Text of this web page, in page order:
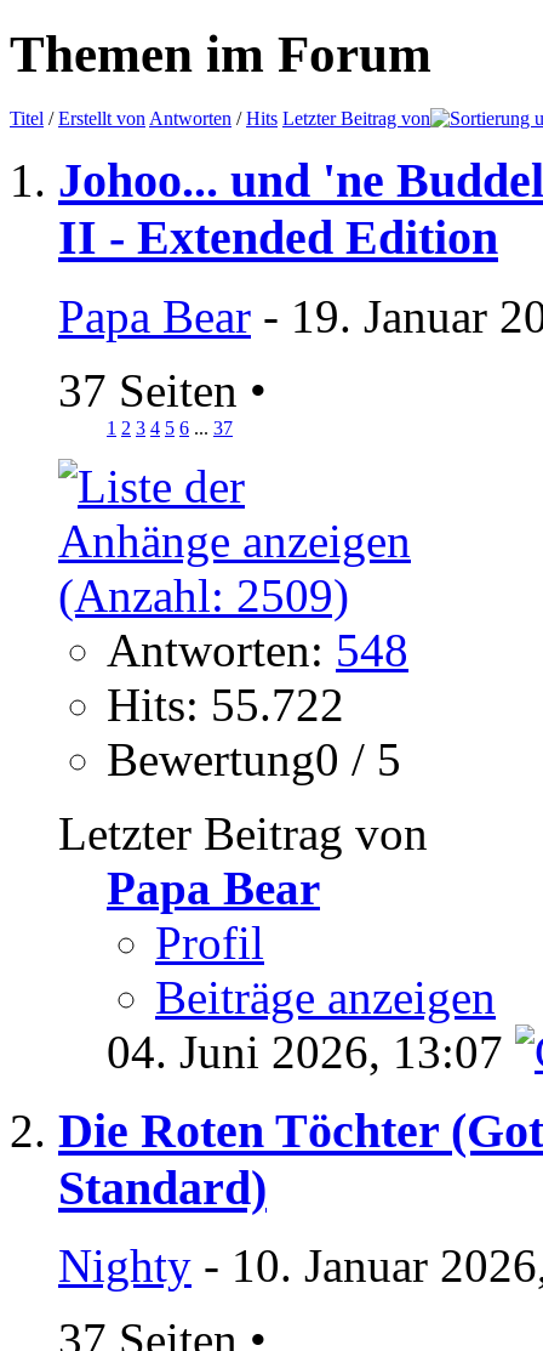
Themen im Forum
Titel /Erstellt von Antworten /Hits Letzter Beitrag von
Johoo... und 'ne
II - Extended Edition
Papa Bear - 19. Januar
37 Seiten •
1 2 3 4 5 6 ... 37
Antworten: 548
Hits: 55.722
Bewertung0 / 5
Letzter Beitrag von
Papa Bear
Profil
Beiträge anzeigen
04. Juni 2026, 13:07
Die Roten Töchter
Standard)
Nighty - 10. Januar
37 Seiten •